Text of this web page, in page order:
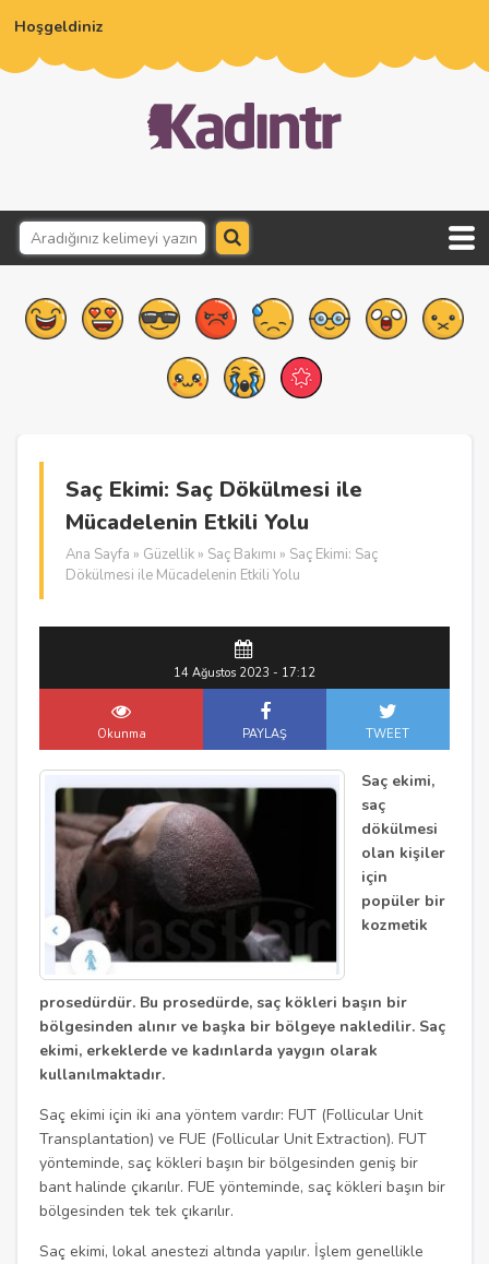
Hoşgeldiniz
Saç Ekimi: Saç Dökülmesi ile
Mücadelenin Etkili Yolu
Ana Sayfa » Güzellik » Saç Bakımı » Saç Ekimi: Saç
Dökülmesi ile Mücadelenin Etkili Yolu
14 Ağustos 2023 - 17:12
Okunma PAYLAŞ TWEET
Saç ekimi,
saç
dökülmesi
olan kişiler
için
popüler bir
kozmetik
prosedürdür. Bu prosedürde, saç kökleri başın bir
bölgesinden alınır ve başka bir bölgeye nakledilir. Saç
ekimi, erkeklerde ve kadınlarda yaygın olarak
kullanılmaktadır.
Saç ekimi için iki ana yöntem vardır: FUT (Follicular Unit
Transplantation) ve FUE (Follicular Unit Extraction). FUT
yönteminde, saç kökleri başın bir bölgesinden geniş bir
bant halinde çıkarılır. FUE yönteminde, saç kökleri başın bir
bölgesinden tek tek çıkarılır.
Saç ekimi, lokal anestezi altında yapılır. İşlem genellikle